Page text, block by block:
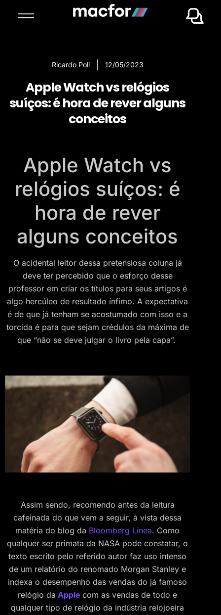
Ricardo Poli 12/05/2023
Apple Watch vs relógios
suíços: é hora de rever alguns
conceitos
Apple Watch vs
relógios suíços: é
hora de rever
alguns conceitos
O acidental leitor dessa pretensiosa coluna já
deve ter percebido que o esforço desse
professor em criar os títulos para seus artigos é
algo hercúleo de resultado ínfimo. A expectativa
é de que já tenham se acostumado com isso e a
torcida é para que sejam crédulos da máxima de
que “não se deve julgar o livro pela capa”.
Assim sendo, recomendo antes da leitura
cafeinada do que vem a seguir, à vista dessa
matéria do blog da Bloomberg Línea. Como
qualquer ser primata da NASA pode constatar, o
texto escrito pelo referido autor faz uso intenso
de um relatório do renomado Morgan Stanley e
indexa o desempenho das vendas do já famoso
relógio da Apple com as vendas de todo e
qualquer tipo de relógio da indústria relojoeira